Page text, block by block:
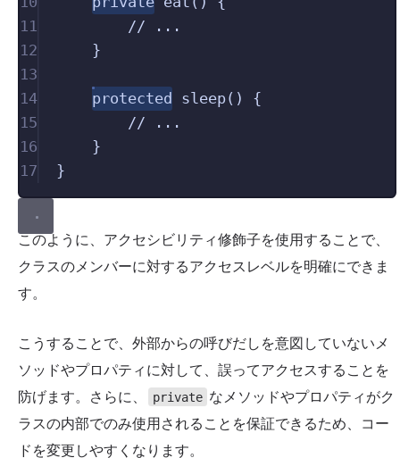
11
// ...
12
}
13
14
protected sleep()
{
15
// ...
16
}
17
}
このように、アクセシビリティ修飾子を使用することで、
クラスのメンバーに対するアクセスレベルを明確にできま
す。
こうすることで、外部からの呼びだしを意図していないメ
ソッドやプロパティに対して、誤ってアクセスすることを
防げます。さらに、
private なメソッドやプロパティがク
ラスの内部でのみ使用されることを保証できるため、コー
ドを変更しやすくなります。